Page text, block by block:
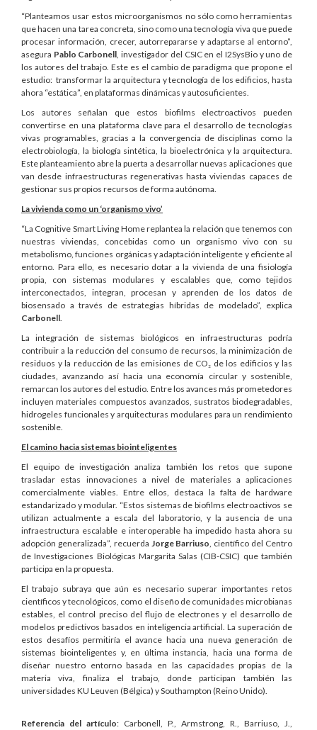
“Planteamos usar estos microorganismos no sólo como herramientas
que hacen una tarea concreta, sino como una tecnología viva que puede
procesar información, crecer, autorrepararse y adaptarse al entorno”,
asegura Pablo Carbonell , investigador del CSIC en el I2SysBio y uno de
los autores del trabajo. Este es el cambio de paradigma que propone el
estudio: transformar la arquitectura y tecnología de los edificios, hasta
ahora “estática”, en plataformas dinámicas y autosuficientes.
Los autores señalan que estos biofilms electroactivos pueden
convertirse en una plataforma clave para el desarrollo de tecnologías
vivas programables, gracias a la convergencia de disciplinas como la
electrobiología, la biología sintética, la bioelectrónica y la arquitectura.
Este planteamiento abre la puerta a desarrollar nuevas aplicaciones que
van desde infraestructuras regenerativas hasta viviendas capaces de
gestionar sus propios recursos de forma autónoma.
La vivienda como un ‘organismo vivo’
“La Cognitive Smart Living Home replantea la relación que tenemos con
nuestras viviendas, concebidas como un organismo vivo con su
metabolismo, funciones orgánicas y adaptación inteligente y eficiente al
entorno. Para ello, es necesario dotar a la vivienda de una fisiología
propia, con sistemas modulares y escalables que, como tejidos
interconectados, integran, procesan y aprenden de los datos de
biosensado a través de estrategias híbridas de modelado”, explica
Carbonell
La integración de sistemas biológicos en infraestructuras podría
contribuir a la reducción del consumo de recursos, la minimización de
residuos y la reducción de las emisiones de CO₂ de los edificios y las
ciudades, avanzando así hacia una economía circular y sostenible,
remarcan los autores del estudio. Entre los avances más prometedores
incluyen materiales compuestos avanzados, sustratos biodegradables,
hidrogeles funcionales y arquitecturas modulares para un rendimiento
sostenible.
El camino hacia sistemas biointeligentes
El equipo de investigación analiza también los retos que supone
trasladar estas innovaciones a nivel de materiales a aplicaciones
comercialmente viables. Entre ellos, destaca la falta de hardware
estandarizado y modular. “Estos sistemas de biofilms electroactivos se
utilizan actualmente a escala del laboratorio, y la ausencia de una
infraestructura escalable e interoperable ha impedido hasta ahora su
adopción generalizada”, recuerda Jorge Barriuso , científico del Centro
de Investigaciones Biológicas Margarita Salas (CIB-CSIC) que también
participa en la propuesta.
El trabajo subraya que aún es necesario superar importantes retos
científicos y tecnológicos, como el diseño de comunidades microbianas
estables, el control preciso del flujo de electrones y el desarrollo de
modelos predictivos basados en inteligencia artificial. La superación de
estos desafíos permitiría el avance hacia una nueva generación de
sistemas biointeligentes y, en última instancia, hacia una forma de
diseñar nuestro entorno basada en las capacidades propias de la
materia viva, finaliza el trabajo, donde participan también las
universidades KU Leuven (Bélgica) y Southampton (Reino Unido).
Referencia del artículo: Carbonell, P., Armstrong, R., Barriuso, J.,